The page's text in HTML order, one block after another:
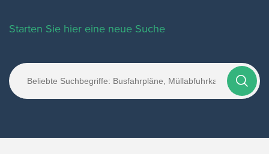
Starten Sie hier eine neue Suche